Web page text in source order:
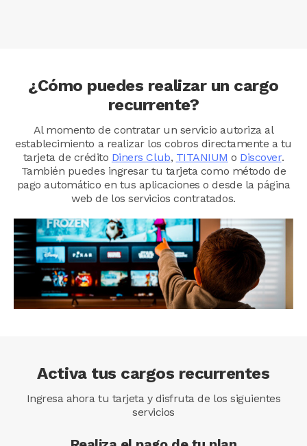
¿Cómo puedes realizar un cargo
recurrente?
Al momento de contratar un servicio autoriza al
establecimiento a realizar los cobros directamente a tu
tarjeta de crédito Diners Club, TITANIUM o Discover.
También puedes ingresar tu tarjeta como método de
pago automático en tus aplicaciones o desde la página
web de los servicios contratados.
Image
Activa tus cargos recurrentes
Ingresa ahora tu tarjeta y disfruta de los siguientes
servicios